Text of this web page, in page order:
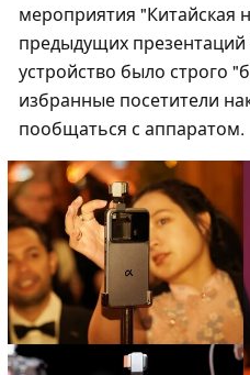
мероприятия "Китайская
предыдущих презентаций
устройство было строго
избранные посетители
пообщаться с аппаратом.